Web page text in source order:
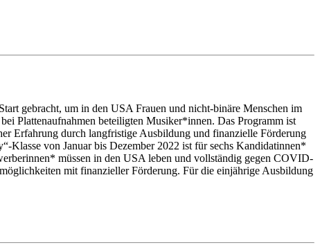
gebracht, um in den USA Frauen und nicht-binäre Menschen im
Plattenaufnahmen beteiligten Musiker*innen. Das Programm ist
Erfahrung durch langfristige Ausbildung und finanzielle Förderung
Klasse von Januar bis Dezember 2022 ist für sechs Kandidatinnen*
müssen in den USA leben und vollständig gegen COVID-
mit finanzieller Förderung. Für die einjährige Ausbildung